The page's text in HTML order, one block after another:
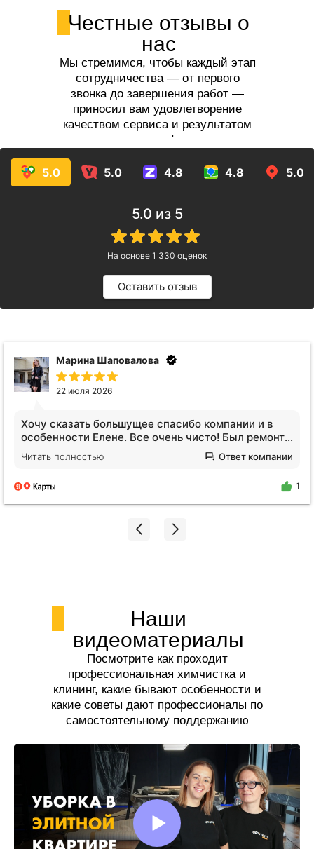
Честные отзывы о
нас
Мы стремимся, чтобы каждый этап
сотрудничества — от первого
звонка до завершения работ —
приносил вам удовлетворение
качеством сервиса и результатом
услуг!
5.0 5.0 4.8 4.8 5.0
5.0 из 5
На основе 1 330 оценок
Оставить отзыв
Анна Видинеева
17 июля 2026
Обратилась за услугами клининга. Квартира после
сложных жильцов, вся кухня в жире, ощещение
будто никто не убирался годами. Отмыли все!
Плитка на полу оказалась не черной, я нигде не
легче стало. Спасибо огромное Екатерине!!!
Читать полностью Ответ компании
1
Наши
видеоматериалы
Посмотрите как проходит
профессиональная химчистка и
клининг, какие бывают особенности и
какие советы дают профессионалы по
самостоятельному поддержанию